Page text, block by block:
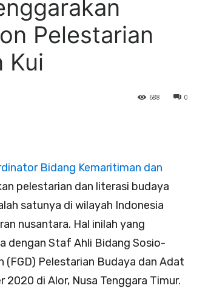
Pelestarian
Kui
0
688
Bidang Kemaritiman dan
pelestarian dan literasi budaya
satunya di wilayah Indonesia
nusantara. Hal inilah yang
dengan Staf Ahli Bidang Sosio-
Pelestarian Budaya dan Adat
di Alor, Nusa Tenggara Timur.